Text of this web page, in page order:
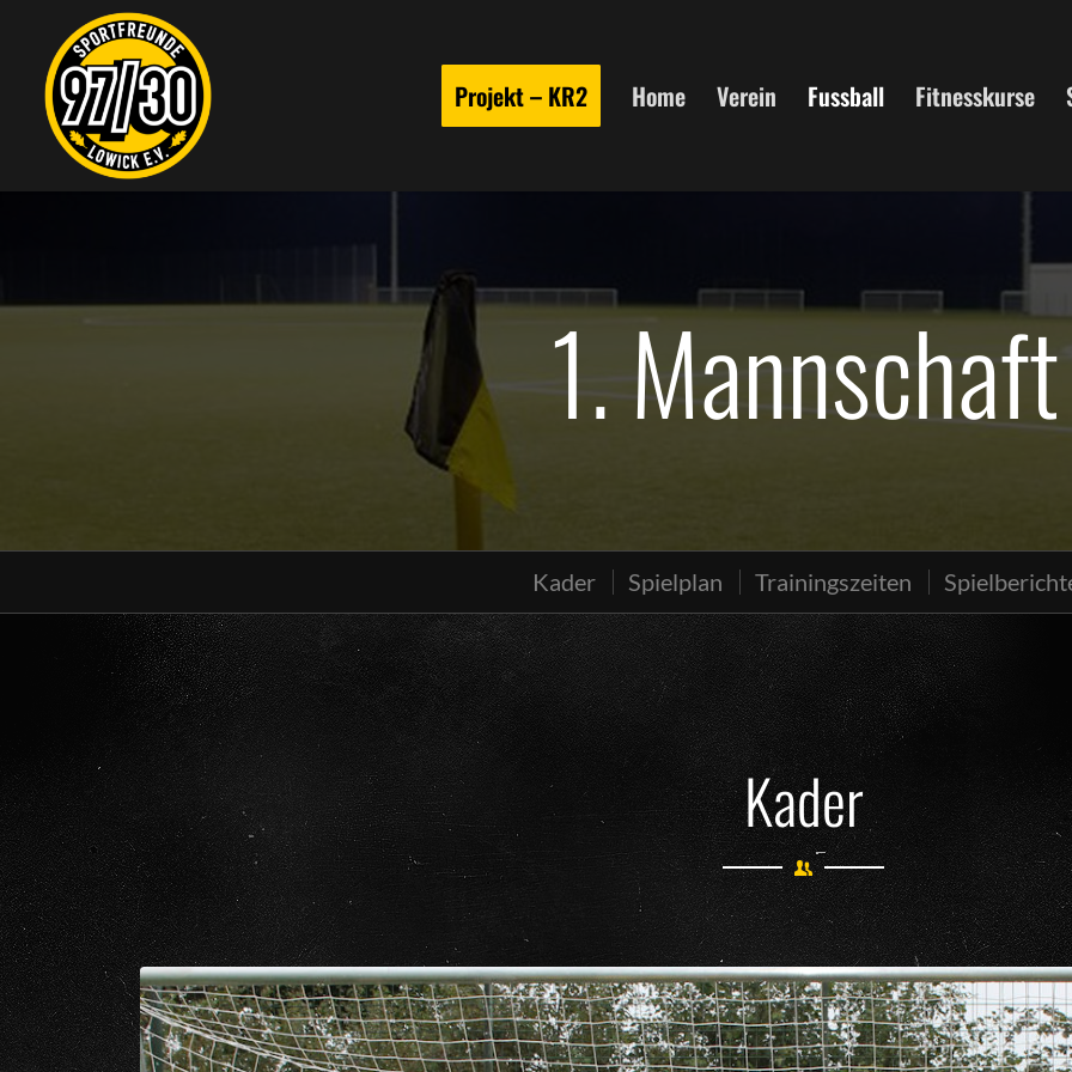
Projekt – KR2 Home Verein Fussball Fitnesskurse
1. Mannschaft
Kader Spielplan Trainingszeiten
Kader